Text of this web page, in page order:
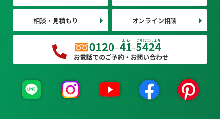
相談・見積もり オンライン相談